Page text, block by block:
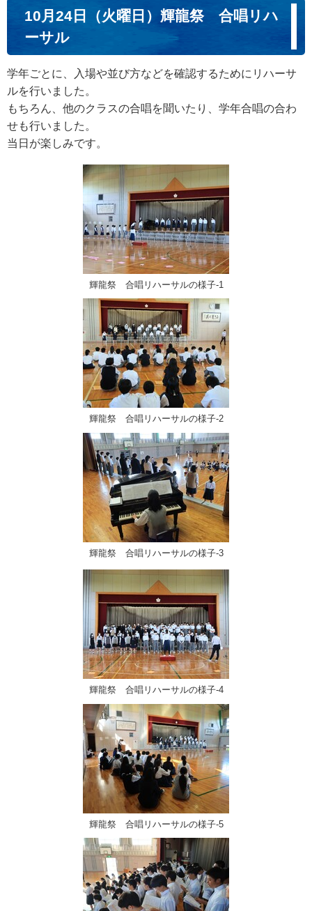
10月24日（火曜日）輝龍祭 合唱リハ
ーサル
学年ごとに、入場や並び方などを確認するためにリハーサ
ルを行いました。
もちろん、他のクラスの合唱を聞いたり、学年合唱の合わ
せも行いました。
当日が楽しみです。
輝龍祭 合唱リハーサルの様子‐1
輝龍祭 合唱リハーサルの様子‐2
輝龍祭 合唱リハーサルの様子‐3
輝龍祭 合唱リハーサルの様子‐4
輝龍祭 合唱リハーサルの様子‐5